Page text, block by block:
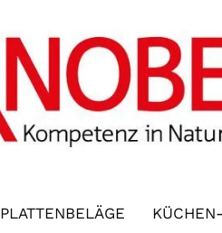
PLATTENBELÄGE